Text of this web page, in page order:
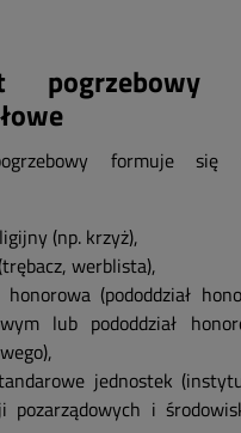
formuje się
(np. krzyż),
werblista),
honorowa (pododdział
lub pododdział
jednostek
pozarządowych i